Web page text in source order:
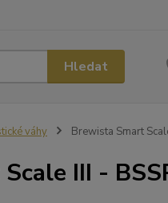
Hledat
váhy Brewista Smart
III -